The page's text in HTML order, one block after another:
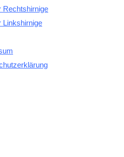
Rechtshirnige
Linkshirnige